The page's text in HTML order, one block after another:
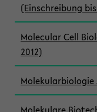
(Einschreibung bis
Molecular Cell
2012)
Molekularbiologie